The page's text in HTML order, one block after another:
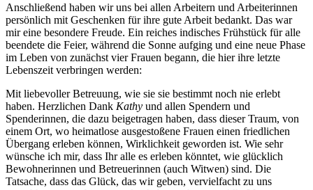
Anschließend haben wir uns bei allen Arbeitern und Arbeiterinnen
persönlich mit Geschenken für ihre gute Arbeit bedankt. Das war
mir eine besondere Freude. Ein reiches indisches Frühstück für alle
beendete die Feier, während die Sonne aufging und eine neue Phase
im Leben von zunächst vier Frauen begann, die hier ihre letzte
Lebenszeit verbringen werden:
Mit liebevoller Betreuung, wie sie sie bestimmt noch nie erlebt
haben. Herzlichen Dank Kathy und allen Spendern und
Spenderinnen, die dazu beigetragen haben, dass dieser Traum, von
einem Ort, wo heimatlose ausgestoßene Frauen einen friedlichen
Übergang erleben können, Wirklichkeit geworden ist. Wie sehr
wünsche ich mir, dass Ihr alle es erleben könntet, wie glücklich
Bewohnerinnen und Betreuerinnen (auch Witwen) sind. Die
Tatsache, dass das Glück, das wir geben, vervielfacht zu uns